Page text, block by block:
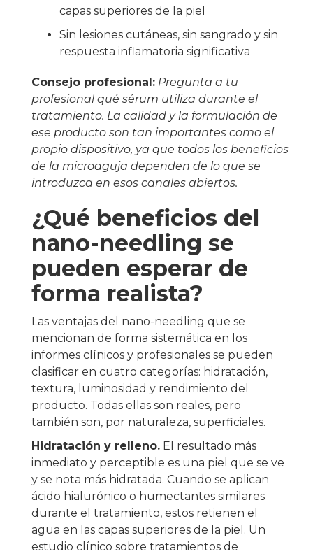
capas superiores de la piel
Sin lesiones cutáneas, sin sangrado y sin
respuesta inflamatoria significativa
Consejo profesional: Pregunta a tu
profesional qué sérum utiliza durante el
tratamiento. La calidad y la formulación de
ese producto son tan importantes como el
propio dispositivo, ya que todos los beneficios
de la microaguja dependen de lo que se
introduzca en esos canales abiertos.
¿Qué beneficios del
nano-needling se
pueden esperar de
forma realista?
Las ventajas del nano-needling que se
mencionan de forma sistemática en los
informes clínicos y profesionales se pueden
clasificar en cuatro categorías: hidratación,
textura, luminosidad y rendimiento del
producto. Todas ellas son reales, pero
también son, por naturaleza, superficiales.
Hidratación y relleno. El resultado más
inmediato y perceptible es una piel que se ve
y se nota más hidratada. Cuando se aplican
ácido hialurónico o humectantes similares
durante el tratamiento, estos retienen el
agua en las capas superiores de la piel. Un
estudio clínico sobre tratamientos de